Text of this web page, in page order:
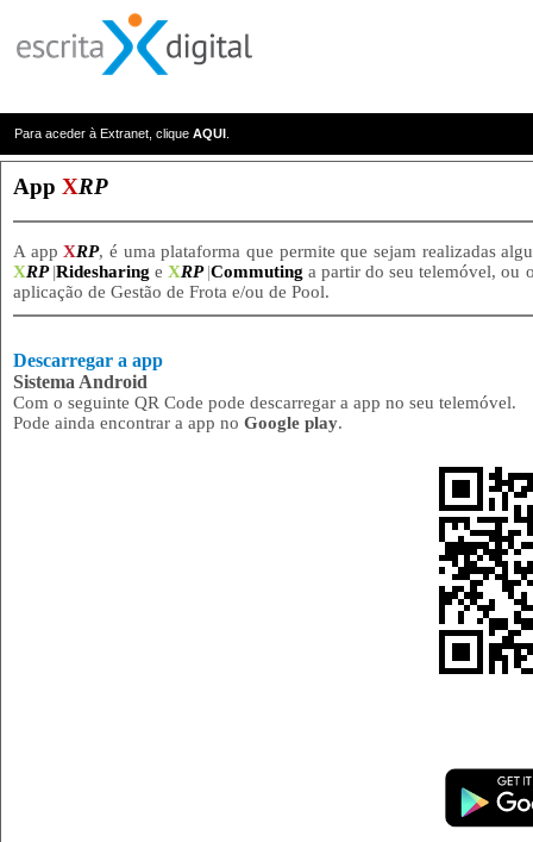
Para aceder à Extranet, clique AQUI
App XRP
A appXRP, é uma plataforma que permite que sejam realizadas
XRP|Ridesharing eXRP|Commutinga partir do seu telemóvel, ou
aplicação de Gestão de Frota e/ou de Pool.
Descarregar a app
Sistema Android
Com o seguinte QR Code pode descarregar a app no seu telemóvel.
Pode ainda encontrar a app no Google play.